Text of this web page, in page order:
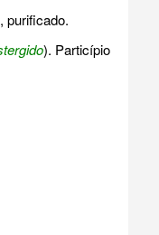
purificado.
). Particípio